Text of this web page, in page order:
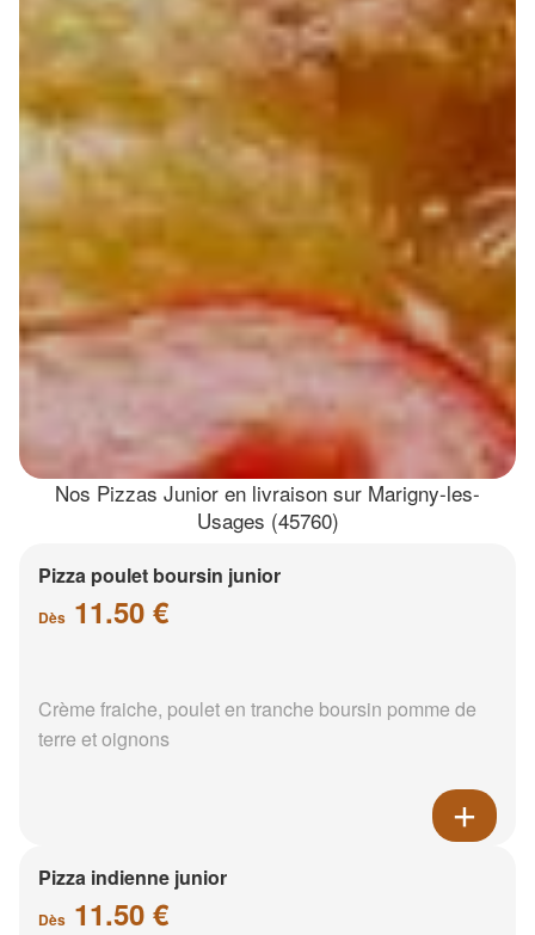
Nos Pizzas Junior en livraison sur Marigny-les-
Usages (45760)
Pizza poulet boursin junior
Dès 11.50 €
Crème fraiche, poulet en tranche boursin pomme de
terre et oignons
Pizza indienne junior
Dès 11.50 €